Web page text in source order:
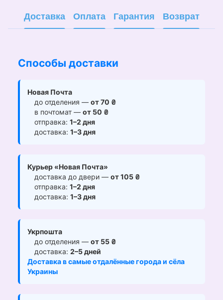
Доставка Оплата Гарантия Возврат
Способы доставки
Новая Почта
до отделения — от 70 ₴
в почтомат — от 50 ₴
отправка: 1–2 дня
доставка: 1–3 дня
Курьер «Новая Почта»
доставка до двери — от 105 ₴
отправка: 1–2 дня
доставка: 1–3 дня
Укрпошта
до отделения — от 55 ₴
доставка: 2–5 дней
Доставка в самые отдалённые города и сёла
Украины